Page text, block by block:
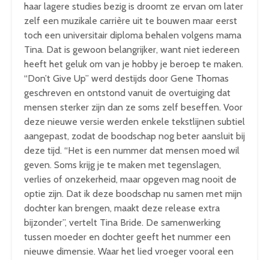
haar lagere studies bezig is droomt ze ervan om later
zelf een muzikale carrière uit te bouwen maar eerst
toch een universitair diploma behalen volgens mama
Tina. Dat is gewoon belangrijker, want niet iedereen
heeft het geluk om van je hobby je beroep te maken.
“Don’t Give Up” werd destijds door Gene Thomas
geschreven en ontstond vanuit de overtuiging dat
mensen sterker zijn dan ze soms zelf beseffen. Voor
deze nieuwe versie werden enkele tekstlijnen subtiel
aangepast, zodat de boodschap nog beter aansluit bij
deze tijd. “Het is een nummer dat mensen moed wil
geven. Soms krijg je te maken met tegenslagen,
verlies of onzekerheid, maar opgeven mag nooit de
optie zijn. Dat ik deze boodschap nu samen met mijn
dochter kan brengen, maakt deze release extra
bijzonder”, vertelt Tina Bride. De samenwerking
tussen moeder en dochter geeft het nummer een
nieuwe dimensie. Waar het lied vroeger vooral een